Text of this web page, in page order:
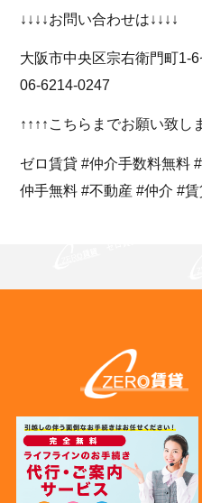
↓↓↓↓お問い合わせは↓↓↓↓
大阪市中央区宗右衛門町1-
06-6214-0247
↑↑↑↑こちらまでお願い致し
ゼロ賃貸 #仲介手数料無料
仲手無料 #不動産 #仲介 #